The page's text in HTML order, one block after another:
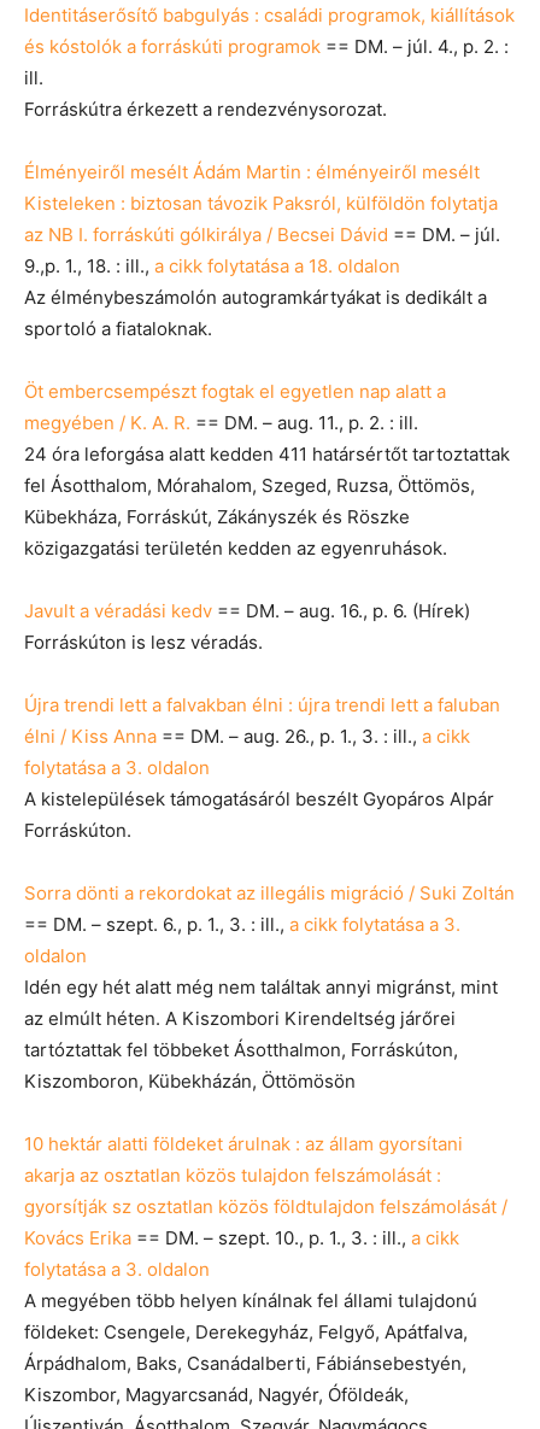
Identitáserősítő babgulyás : családi programok, kiállítások
és kóstolók a forráskúti programok == DM. – júl. 4., p. 2. :
ill.
Forráskútra érkezett a rendezvénysorozat.
Élményeiről mesélt Ádám Martin : élményeiről mesélt
Kisteleken : biztosan távozik Paksról, külföldön folytatja
az NB I. forráskúti gólkirálya / Becsei Dávid == DM. – júl.
9.,p. 1., 18. : ill., a cikk folytatása a 18. oldalon
Az élménybeszámolón autogramkártyákat is dedikált a
sportoló a fiataloknak.
Öt embercsempészt fogtak el egyetlen nap alatt a
megyében / K. A. R. == DM. – aug. 11., p. 2. : ill.
24 óra leforgása alatt kedden 411 határsértőt tartoztattak
fel Ásotthalom, Mórahalom, Szeged, Ruzsa, Öttömös,
Kübekháza, Forráskút, Zákányszék és Röszke
közigazgatási területén kedden az egyenruhások.
Javult a véradási kedv == DM. – aug. 16., p. 6. (Hírek)
Forráskúton is lesz véradás.
Újra trendi lett a falvakban élni : újra trendi lett a faluban
élni / Kiss Anna == DM. – aug. 26., p. 1., 3. : ill., a cikk
folytatása a 3. oldalon
A kistelepülések támogatásáról beszélt Gyopáros Alpár
Forráskúton.
Sorra dönti a rekordokat az illegális migráció / Suki Zoltán
== DM. – szept. 6., p. 1., 3. : ill., a cikk folytatása a 3.
oldalon
Idén egy hét alatt még nem találtak annyi migránst, mint
az elmúlt héten. A Kiszombori Kirendeltség járőrei
tartóztattak fel többeket Ásotthalmon, Forráskúton,
Kiszomboron, Kübekházán, Öttömösön
10 hektár alatti földeket árulnak : az állam gyorsítani
akarja az osztatlan közös tulajdon felszámolását :
gyorsítják sz osztatlan közös földtulajdon felszámolását /
Kovács Erika == DM. – szept. 10., p. 1., 3. : ill., a cikk
folytatása a 3. oldalon
A megyében több helyen kínálnak fel állami tulajdonú
földeket: Csengele, Derekegyház, Felgyő, Apátfalva,
Árpádhalom, Baks, Csanádalberti, Fábiánsebestyén,
Kiszombor, Magyarcsanád, Nagyér, Óföldeák,